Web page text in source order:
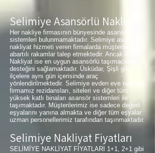
Selimiye Asansörlü Nakliyat
Her nakliye firmasının bünyesinde asansör
sistemleri bulunmamaktadır. Selimiye asansörlü
nakliyat hizmeti veren firmalarda müşterilerinden
abartılı rakamlar talep etmektedir. Ancak Anı
Nakliyat ise en uygun asansörlü taşımacılık
desteğini sağlamaktadır. Üsküdar, Şişli gibi
ilçelere aynı gün içerisinde araç
yönlendirilmektedir. Selimiye evden eve nakliyat
firmamız rezidansları, siteleri ve diğer tüm
yüksek katlı binaları asansör sistemleri ile
taşımaktadır. Müşterilerimiz ise sadece değerli
eşyalarını yanına almakta ve diğer tüm eşyalar
uzman personellerimiz tarafından taşınmaktadır.
Selimiye Nakliyat Fiyatları
SELİMİYE NAKLİYAT FİYATLARI 1+1, 2+1 gibi